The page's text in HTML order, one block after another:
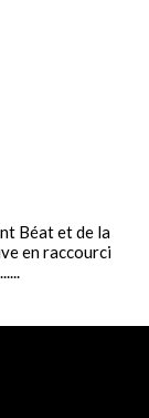
Béat et de la
en raccourci